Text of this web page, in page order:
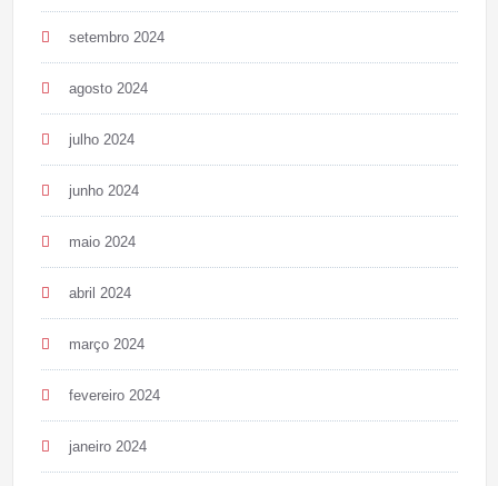
setembro 2024
agosto 2024
julho 2024
junho 2024
maio 2024
abril 2024
março 2024
fevereiro 2024
janeiro 2024